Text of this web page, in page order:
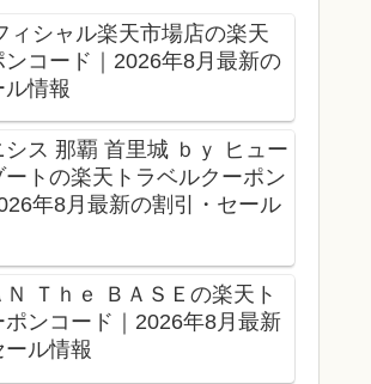
ィシャル楽天市場店の楽天
コード｜2026年8月最新の
情報
シス 那覇 首里城 ｂｙ ヒュー
ートの楽天トラベルクーポン
年8月最新の割引・セール
Ｎ Ｔｈｅ ＢＡＳＥの楽天ト
ポンコード｜2026年8月最新
ル情報